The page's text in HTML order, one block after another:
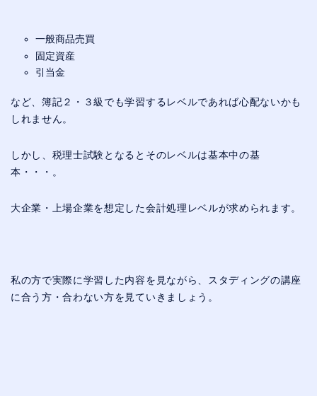
一般商品売買
固定資産
引当金
など、簿記２・３級でも学習するレベルであれば心配ないかも
しれません。
しかし、税理士試験となるとそのレベルは基本中の基
本・・・。
大企業・上場企業を想定した会計処理レベルが求められます。
私の方で実際に学習した内容を見ながら、スタディングの講座
に合う方・合わない方を見ていきましょう。